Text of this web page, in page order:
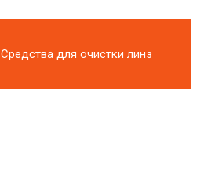
Средства для очистки линз